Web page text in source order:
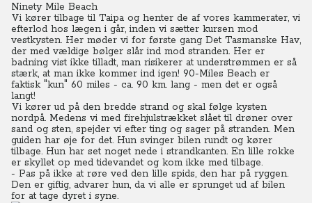
Ninety Mile Beach
Vi kører tilbage til Taipa og henter de af vores kammerater, vi
efterlod hos lægen i går, inden vi sætter kursen mod
vestkysten. Her møder vi for første gang Det Tasmanske Hav,
der med vældige bølger slår ind mod stranden. Her er
badning vist ikke tilladt, man risikerer at understrømmen er så
stærk, at man ikke kommer ind igen! 90-Miles Beach er
faktisk "kun" 60 miles - ca. 90 km. lang - men det er også
langt!
Vi kører ud på den bredde strand og skal følge kysten
nordpå. Medens vi med firehjulstrækket slået til drøner over
sand og sten, spejder vi efter ting og sager på stranden. Men
guiden har øje for det. Hun svinger bilen rundt og kører
tilbage. Hun har set noget nede i strandkanten. En lille rokke
er skyllet op med tidevandet og kom ikke med tilbage.
- Pas på ikke at røre ved den lille spids, den har på ryggen.
Den er giftig, advarer hun, da vi alle er sprunget ud af bilen
for at tage dyret i syne.